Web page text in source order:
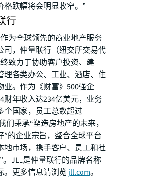
格跌幅将会明显收窄。”
行
为全球领先的商业地产服务
司，仲量联行（纽交所交易代
致力于协助客户投资、建
理各类办公、工业、酒店、住
业。作为《财富》500强企
财年收入达234亿美元，业务
个国家，员工总数超过
们秉承“塑造房地产的未来，
”的企业宗旨，整合全球平台
地市场，携手客户、员工和社
。JLL是仲量联行的品牌名称
。更多信息请浏览 jll.com。